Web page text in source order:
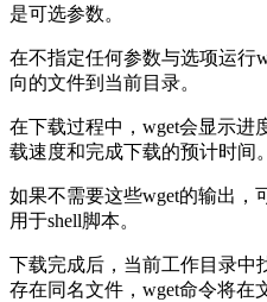
是可选参数。
在不指定任何参数与选项运行
向的文件到当前目录。
在下载过程中，wget会显示进
载速度和完成下载的预计时间。
如果不需要这些wget的输出，
用于shell脚本。
下载完成后，当前工作目录中
存在同名文件，wget命令将在